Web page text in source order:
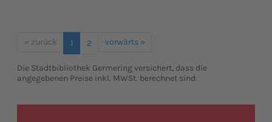
« zurück 1 2 vorwärts »
Die Stadtbibliothek Germering versichert, dass die
angegebenen Preise inkl. MWSt. berechnet sind.